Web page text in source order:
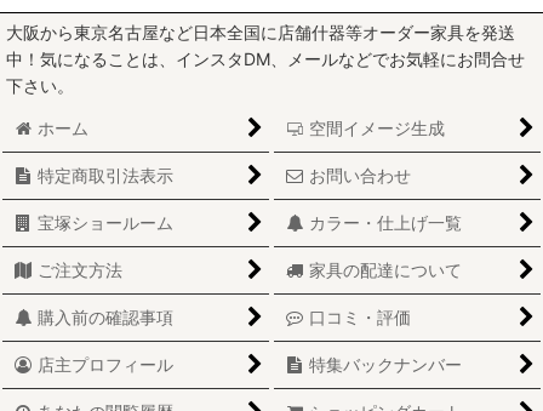
大阪から東京名古屋など日本全国に店舗什器等オーダー家具を発送
中！気になることは、インスタDM、メールなどでお気軽にお問合せ
下さい。
ホーム 空間イメージ生成
特定商取引法表示 お問い合わせ
宝塚ショールーム カラー・仕上げ一覧
ご注文方法 家具の配達について
購入前の確認事項 口コミ・評価
店主プロフィール 特集バックナンバー